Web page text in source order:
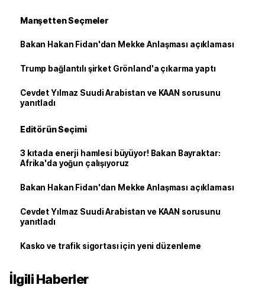
Manşetten Seçmeler
Bakan Hakan Fidan'dan Mekke Anlaşması açıklaması
Trump bağlantılı şirket Grönland'a çıkarma yaptı
Cevdet Yılmaz Suudi Arabistan ve KAAN sorusunu
yanıtladı
Editörün Seçimi
3 kıtada enerji hamlesi büyüyor! Bakan Bayraktar:
Afrika'da yoğun çalışıyoruz
Bakan Hakan Fidan'dan Mekke Anlaşması açıklaması
Cevdet Yılmaz Suudi Arabistan ve KAAN sorusunu
yanıtladı
Kasko ve trafik sigortası için yeni düzenleme
İlgili Haberler